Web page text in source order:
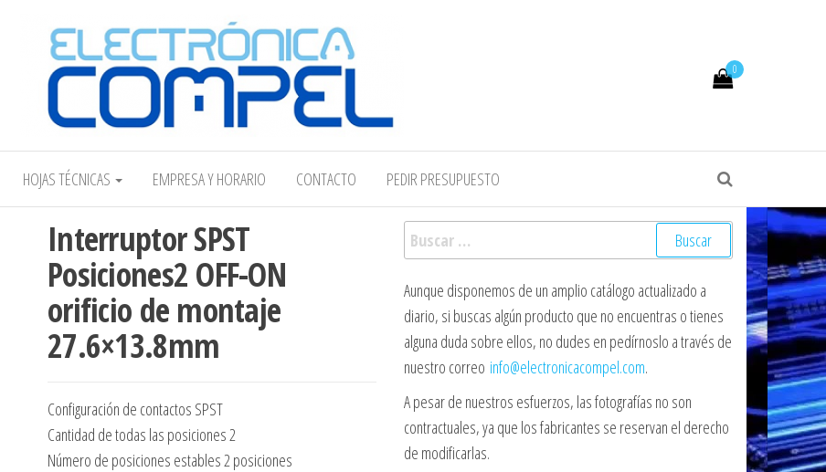
Electrónica COMPEL
0
HOJAS TÉCNICAS EMPRESA Y HORARIO CONTACTO PEDIR PRESUPUESTO
Interruptor SPST
Posiciones2 OFF-ON
orificio de montaje
27.6×13.8mm
Configuración de contactos SPST
Cantidad de todas las posiciones 2
Número de posiciones estables 2 posiciones
Buscar:
Aunque disponemos de un amplio catálogo actualizado a
diario, si buscas algún producto que no encuentras o tienes
alguna duda sobre ellos, no dudes en pedírnoslo a través de
nuestro correo info@electronicacompel.com.
A pesar de nuestros esfuerzos, las fotografías no son
contractuales, ya que los fabricantes se reservan el derecho
de modificarlas.